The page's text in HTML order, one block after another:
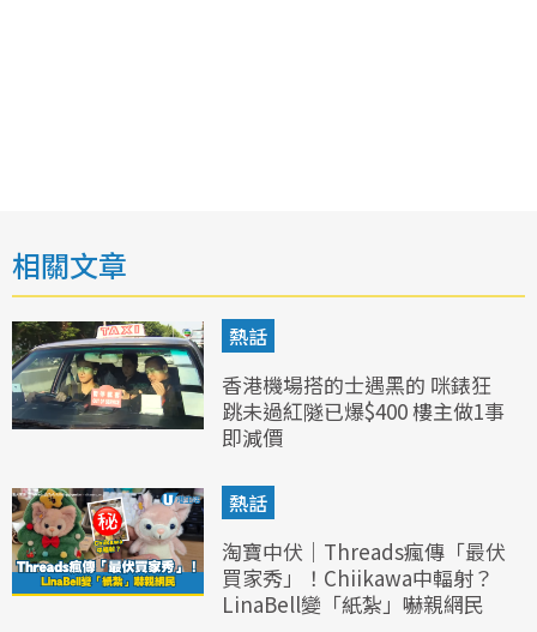
相關文章
熱話
香港機場搭的士遇黑的 咪錶狂
跳未過紅隧已爆$400 樓主做1事
即減價
熱話
淘寶中伏｜Threads瘋傳「最伏
買家秀」！Chiikawa中輻射？
LinaBell變「紙紮」嚇親網民